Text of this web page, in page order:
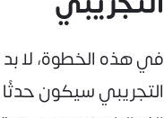
في هذه الخطوة، لا بد
التجريبي سيكون